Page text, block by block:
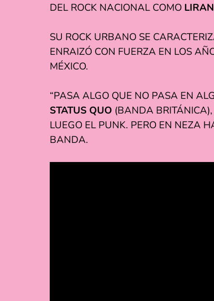
DEL ROCK NACIONAL COMO
SU ROCK URBANO SE
ENRAIZÓ CON FUERZA EN LOS
MÉXICO.
“PASA ALGO QUE NO PASA EN
STATUS QUO (BANDA BRITÁNICA),
LUEGO EL PUNK. PERO EN NEZA
BANDA.